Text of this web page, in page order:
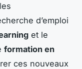
d’emploi
et le
formation en
ces nouveaux